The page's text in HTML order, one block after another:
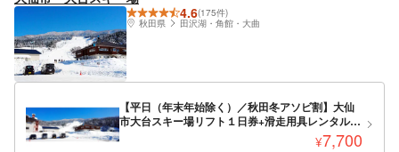
4.6(175件)
秋田県
田沢湖・角館・大曲
【平日（年末年始除く）／秋田冬アソビ割】大仙
市大台スキー場リフト１日券+滑走用具レンタル１
¥7,700